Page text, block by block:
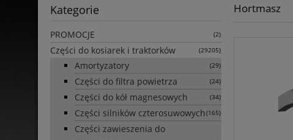
Kategorie
PROMOCJE (2)
Części do kosiarek i traktorków (29205)
Amortyzatory (29)
Części do filtra powietrza (24)
Części do kół magnesowych (34)
Części silników czterosuwowych(165)
Części zawieszenia do
Hortmasz